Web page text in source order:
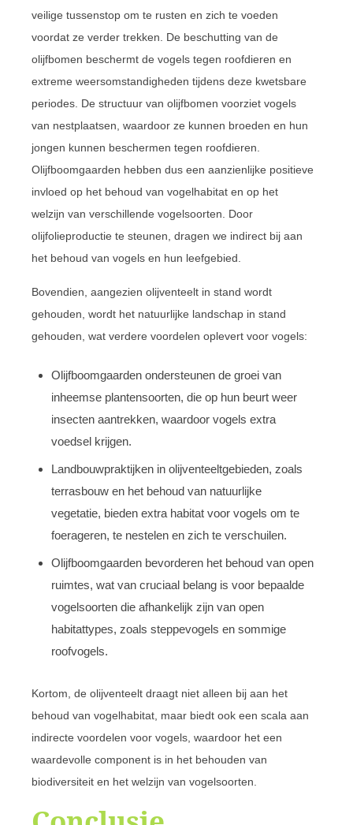
veilige tussenstop om te rusten en zich te voeden
voordat ze verder trekken. De beschutting van de
olijfbomen beschermt de vogels tegen roofdieren en
extreme weersomstandigheden tijdens deze kwetsbare
periodes. De structuur van olijfbomen voorziet vogels
van nestplaatsen, waardoor ze kunnen broeden en hun
jongen kunnen beschermen tegen roofdieren.
Olijfboomgaarden hebben dus een aanzienlijke positieve
invloed op het behoud van vogelhabitat en op het
welzijn van verschillende vogelsoorten. Door
olijfolieproductie te steunen, dragen we indirect bij aan
het behoud van vogels en hun leefgebied.
Bovendien, aangezien olijventeelt in stand wordt
gehouden, wordt het natuurlijke landschap in stand
gehouden, wat verdere voordelen oplevert voor vogels:
Olijfboomgaarden ondersteunen de groei van
inheemse plantensoorten, die op hun beurt weer
insecten aantrekken, waardoor vogels extra
voedsel krijgen.
Landbouwpraktijken in olijventeeltgebieden, zoals
terrasbouw en het behoud van natuurlijke
vegetatie, bieden extra habitat voor vogels om te
foerageren, te nestelen en zich te verschuilen.
Olijfboomgaarden bevorderen het behoud van open
ruimtes, wat van cruciaal belang is voor bepaalde
vogelsoorten die afhankelijk zijn van open
habitattypes, zoals steppevogels en sommige
roofvogels.
Kortom, de olijventeelt draagt niet alleen bij aan het
behoud van vogelhabitat, maar biedt ook een scala aan
indirecte voordelen voor vogels, waardoor het een
waardevolle component is in het behouden van
biodiversiteit en het welzijn van vogelsoorten.